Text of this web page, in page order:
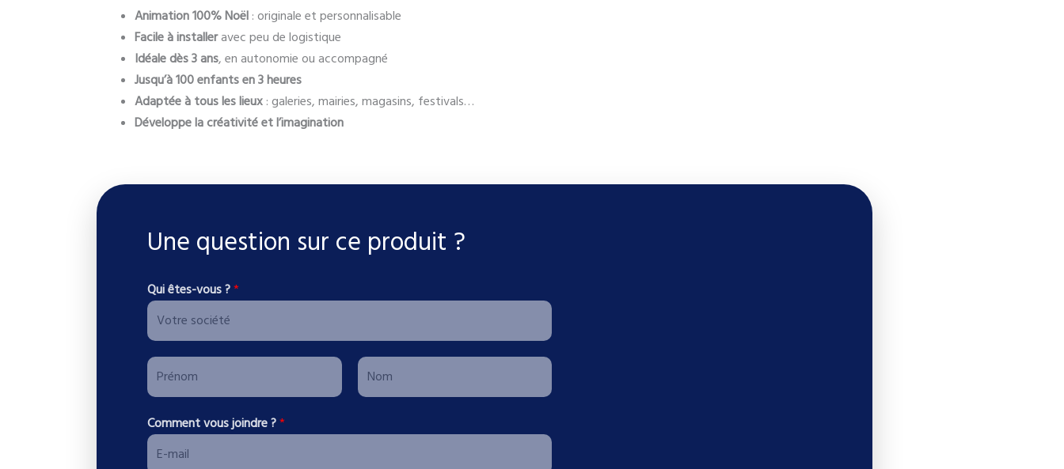
Animation 100% Noël : originale et personnalisable
Facile à installeravec peu de logistique
Idéale dès 3 ans, en autonomie ou accompagné
Jusqu’à 100 enfants en 3 heures
Adaptée à tous les lieux : galeries, mairies, magasins, festivals…
Développe la créativité et l’imagination
Une question sur ce produit ?
j
o
n
d
r
T
Qui êtes-vous ?*
P
r
n
rComment vous joindre ?*